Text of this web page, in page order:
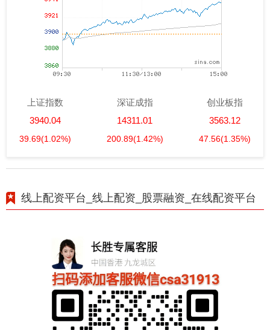
上证指数
3940.04
39.69(1.02%)
深证成指
14311.01
200.89(1.42%)
创业板指
3563.12
47.56(1.35%)
线上配资平台_线上配资_股票融资_在线配资平台